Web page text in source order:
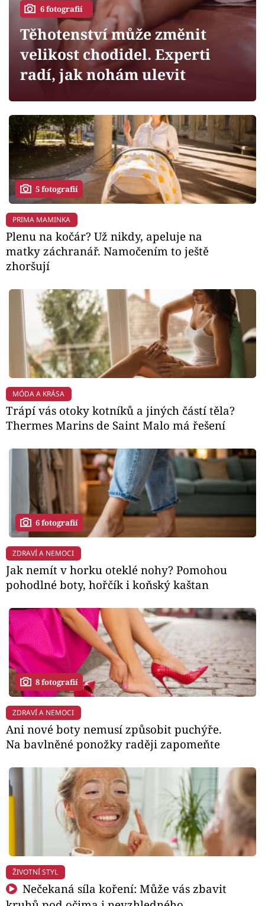
Sledujte prima+
Filmový festival Karlovy Vary
Mámy sobě
Přihlášení
Sledujte nás
6 fotografií
Těhotenství může změnit
velikost chodidel. Experti
radí, jak nohám ulevit
5 fotografií
PRIMA MAMINKA
Plenu na kočár? Už nikdy, apeluje na
matky záchranář. Namočením to ještě
zhoršují
MÓDA A KRÁSA
Trápí vás otoky kotníků a jiných částí těla?
Thermes Marins de Saint Malo má řešení
6 fotografií
ZDRAVÍ A NEMOCI
Jak nemít v horku oteklé nohy? Pomohou
pohodlné boty, hořčík i koňský kaštan
8 fotografií
ZDRAVÍ A NEMOCI
Ani nové boty nemusí způsobit puchýře.
Na bavlněné ponožky raději zapomeňte
ŽIVOTNÍ STYL
Nečekaná síla koření: Může vás zbavit